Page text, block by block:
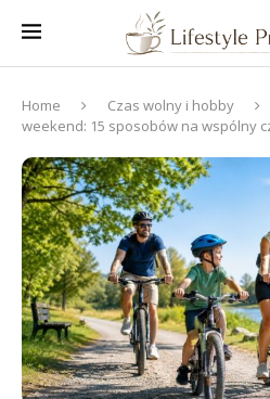
Home Czas wolny i hobby
weekend: 15 sposobów na wspólny